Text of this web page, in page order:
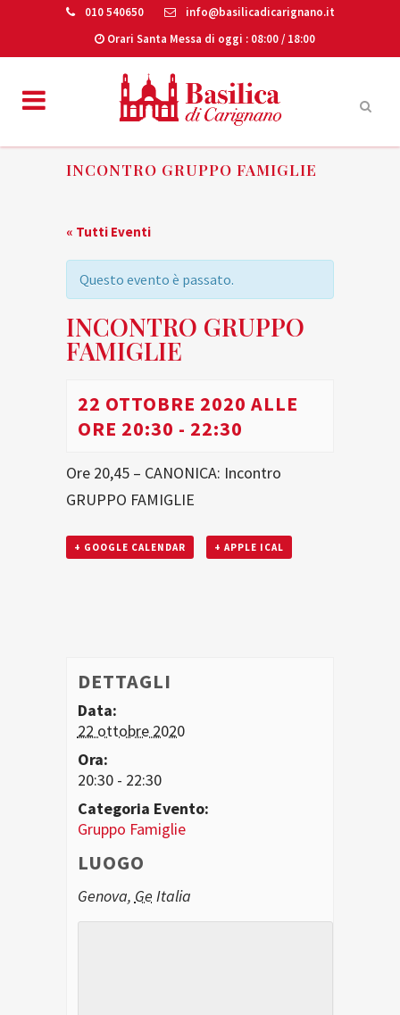
010 540650
info@basilicadicarignano.it
Orari Santa Messa di oggi : 08:00 / 18:00
INCONTRO GRUPPO FAMIGLIE
« Tutti Eventi
Questo evento è passato.
INCONTRO GRUPPO
FAMIGLIE
22 OTTOBRE 2020 ALLE
ORE 20:30 - 22:30
Ore 20,45 – CANONICA: Incontro
GRUPPO FAMIGLIE
+ GOOGLE CALENDAR + APPLE ICAL
DETTAGLI
Data:
22 ottobre 2020
Ora:
20:30 - 22:30
Categoria Evento:
Gruppo Famiglie
LUOGO
Genova, Ge Italia